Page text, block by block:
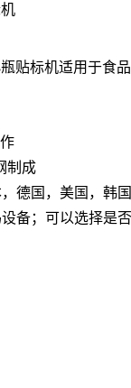
贴标机适用于食
制成
德国，美国，韩
备；可以选择是否